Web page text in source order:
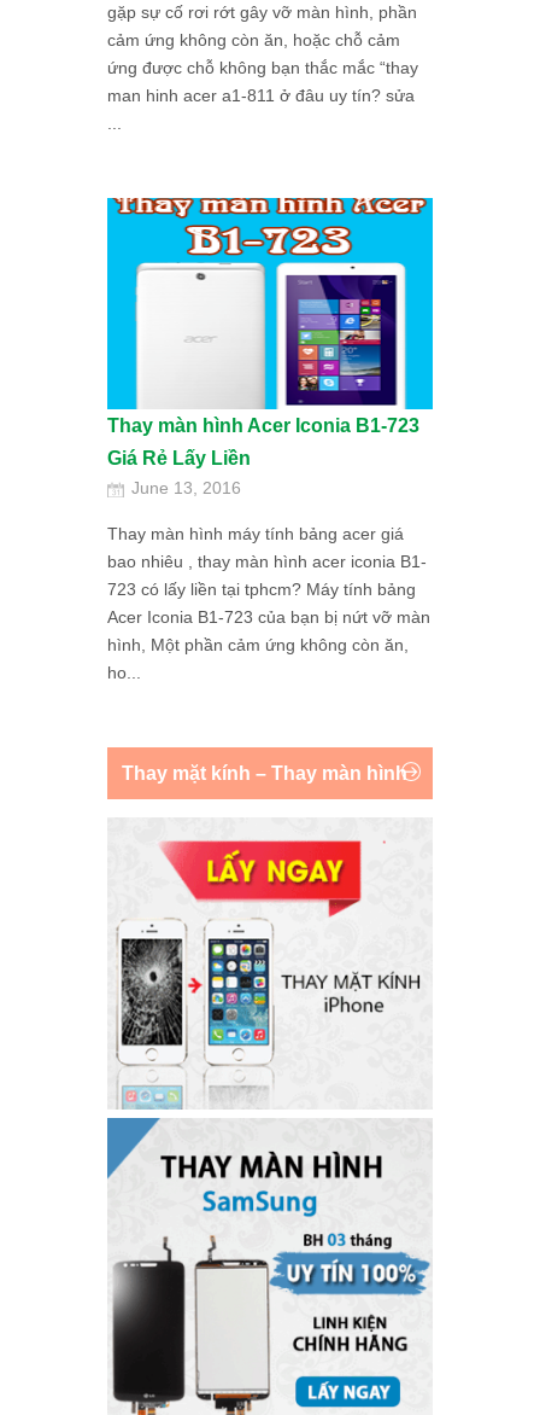
gặp sự cố rơi rớt gây vỡ màn hình, phần
cảm ứng không còn ăn, hoặc chỗ cảm
ứng được chỗ không bạn thắc mắc “thay
man hinh acer a1-811 ở đâu uy tín? sửa
Thay màn hình Acer Iconia B1-723
Giá Rẻ Lấy Liền
June 13, 2016
Thay màn hình máy tính bảng acer giá
bao nhiêu , thay màn hình acer iconia B1-
723 có lấy liền tại tphcm? Máy tính bảng
Acer Iconia B1-723 của bạn bị nứt vỡ màn
hình, Một phần cảm ứng không còn ăn,
ho...
Thay mặt kính – Thay màn hình